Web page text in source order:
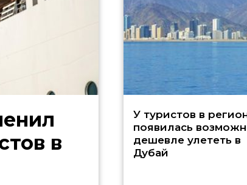
в
У туристов в
появилась
дешевле улететь в
Дубай